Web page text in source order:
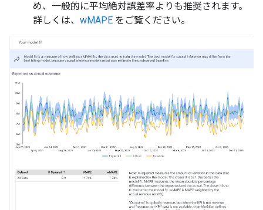
め、一般的に平均絶対誤差率よりも推奨されます。
詳しくは、 wMAPE をご覧ください。